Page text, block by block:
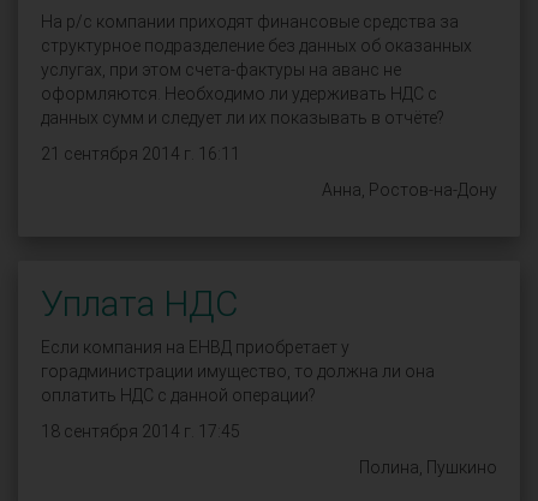
На р/с компании приходят финансовые средства за
структурное подразделение без данных об оказанных
услугах, при этом счета-фактуры на аванс не
оформляются. Необходимо ли удерживать НДС с
данных сумм и следует ли их показывать в отчёте?
21 сентября 2014 г. 16:11
Анна, Ростов-на-Дону
Уплата НДС
Если компания на ЕНВД приобретает у
горадминистрации имущество, то должна ли она
оплатить НДС с данной операции?
18 сентября 2014 г. 17:45
Полина, Пушкино